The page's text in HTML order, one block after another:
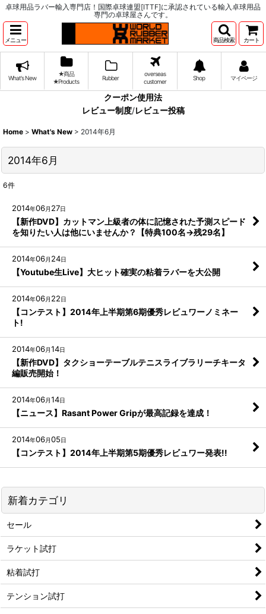
卓球用品ラバー輸入専門店！国際卓球連盟[ITTF]に承認されている輸入卓球用品
専門の卓球屋さんです。
メニュー 商品検索 カート
What's New
★商品
★Products
Rubber
overseas
customer
Shop マイページ
クーポン使用法
レビュー制度/レビュー投稿
Home > What's New > 2014年6月
2014年6月
6件
2014年06月 27日
【新作DVD】カットマン上級者の体に記憶された予測スピード
を知りたい人は他にいませんか？【特典100名→残29名】
2014年06月 24日
【Youtube生Live】大ヒット確実の粘着ラバーを大公開
2014年06月 22日
【コンテスト】2014年上半期第6期優秀レビュワーノミネー
ト!
2014年06月14日
【新作DVD】タクショーテーブルテニスライブラリーチキータ
編販売開始！
2014年06月14日
【ニュース】Rasant Power Gripが最高記録を達成！
2014年06月05日
【コンテスト】2014年上半期第5期優秀レビュワー発表!!
新着カテゴリ
セール
ラケット試打
粘着試打
テンション試打